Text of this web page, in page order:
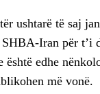
ushtarë të saj
Iran për t’i
është edhe
më vonë.